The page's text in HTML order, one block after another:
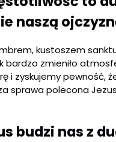
naszą
kustoszem
zmieniło
i zyskujemy pewność,
sprawa polecona
budzi nas z